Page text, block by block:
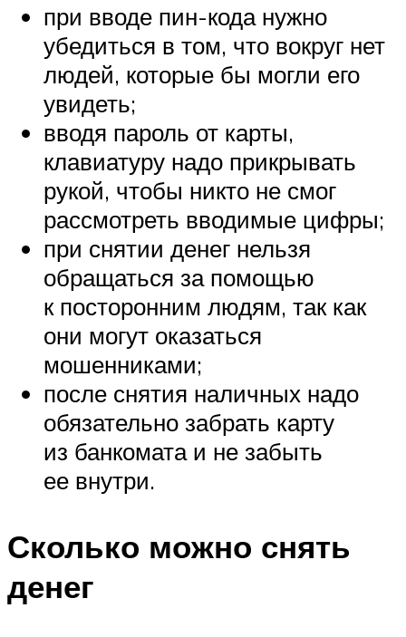
при вводе пин-кода нужно
убедиться в том, что вокруг нет
людей, которые бы могли его
увидеть;
вводя пароль от карты,
клавиатуру надо прикрывать
рукой, чтобы никто не смог
рассмотреть вводимые цифры;
при снятии денег нельзя
обращаться за помощью
к посторонним людям, так как
они могут оказаться
мошенниками;
после снятия наличных надо
обязательно забрать карту
из банкомата и не забыть
ее внутри.
Сколько можно снять
денег